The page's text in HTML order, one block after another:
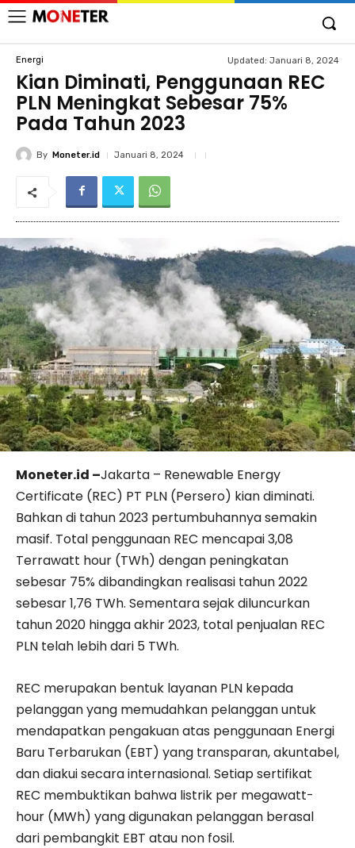
Energi Updated: Januari 8, 2024
Kian Diminati, Penggunaan REC
PLN Meningkat Sebesar 75%
Pada Tahun 2023
By Moneter.id Januari 8, 2024
Moneter.id –Jakarta – Renewable Energy
Certificate (REC) PT PLN (Persero) kian diminati.
Bahkan di tahun 2023 pertumbuhannya semakin
masif. Total penggunaan REC mencapai 3,08
Terrawatt hour (TWh) dengan peningkatan
sebesar 75% dibandingkan realisasi tahun 2022
sebesar 1,76 TWh. Sementara sejak diluncurkan
tahun 2020 hingga akhir 2023, total penjualan REC
PLN telah lebih dari 5 TWh.
REC merupakan bentuk layanan PLN kepada
pelanggan yang memudahkan pelanggan untuk
mendapatkan pengakuan atas penggunaan Energi
Baru Terbarukan (EBT) yang transparan, akuntabel,
dan diakui secara internasional. Setiap sertifikat
REC membuktikan bahwa listrik per megawatt-
hour (MWh) yang digunakan pelanggan berasal
dari pembangkit EBT atau non fosil.